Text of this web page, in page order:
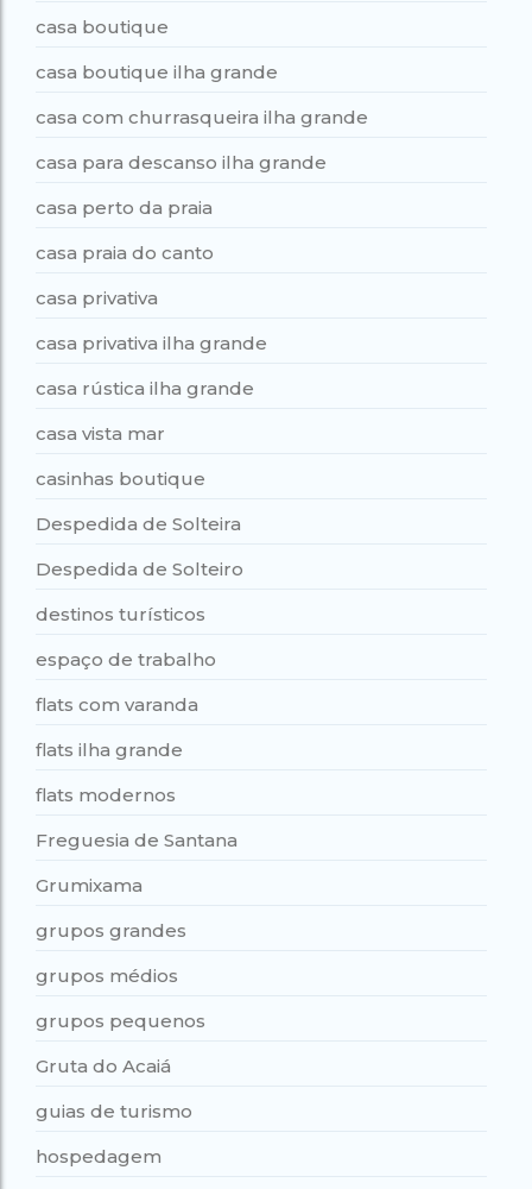
casa boutique
casa boutique ilha grande
casa com churrasqueira ilha grande
casa para descanso ilha grande
casa perto da praia
casa praia do canto
casa privativa
casa privativa ilha grande
casa rústica ilha grande
casa vista mar
casinhas boutique
Despedida de Solteira
Despedida de Solteiro
destinos turísticos
espaço de trabalho
flats com varanda
flats ilha grande
flats modernos
Freguesia de Santana
Grumixama
grupos grandes
grupos médios
grupos pequenos
Gruta do Acaiá
guias de turismo
hospedagem